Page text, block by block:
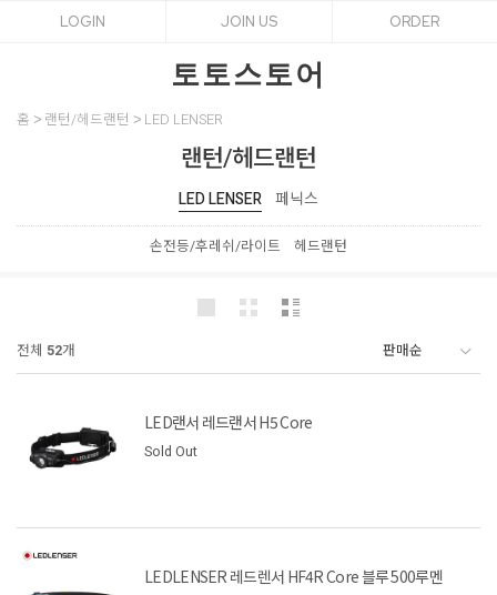
LOGIN JOIN US ORDER
토토스토어
홈 랜턴/헤드랜턴 LED LENSER
랜턴/헤드랜턴
LED LENSER 페닉스
손전등/후레쉬/라이트 헤드랜턴
전체 52개
LED랜서 레드랜서 H5 Core
Sold Out
LEDLENSER 레드렌서 HF4R Core 블루 500루멘